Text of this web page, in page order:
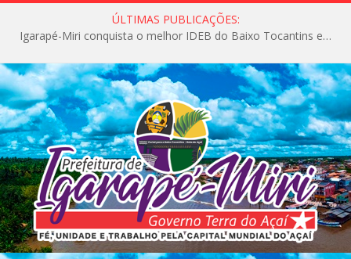
ÚLTIMAS PUBLICAÇÕES:
Igarapé-Miri conquista o melhor IDEB do Baixo Tocantins e avança na qualidade da educação pública